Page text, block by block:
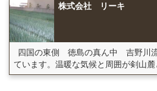
株式会社 リーキ
四国の東側 徳島の真ん中 吉野川
ています。温暖な気候と周囲が剣山麓